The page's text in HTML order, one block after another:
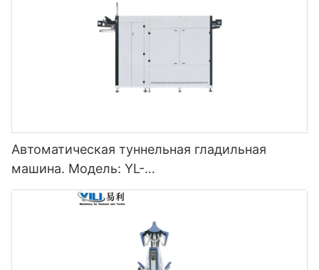
Автоматическая туннельная гладильная
машина. Модель: YL-
3000/5000/7000/9000/11000QSY